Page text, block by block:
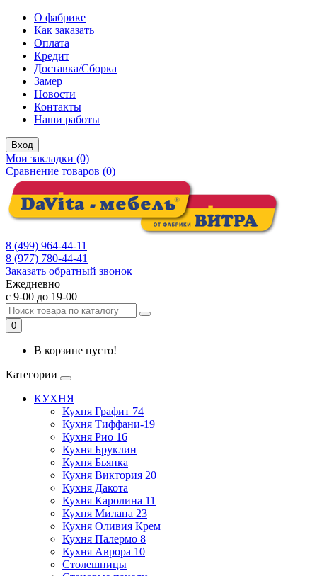
О фабрике
Как заказать
Оплата
Кредит
Доставка/Сборка
Замер
Новости
Контакты
Наши работы
Вход
Мои закладки (0)
Сравнение товаров (0)
8 (499) 964-44-11
8 (977) 780-44-41
Заказать обратный звонок
Ежедневно
с 9-00 до 19-00
0
В корзине пусто!
Категории
КУХНЯ
Кухня Графит 74
Кухня Тиффани-19
Кухня Рио 16
Кухня Бруклин
Кухня Бьянка
Кухня Виктория 20
Кухня Дакота
Кухня Каролина 11
Кухня Милана 23
Кухня Оливия Крем
Кухня Палермо 8
Кухня Аврора 10
Столешницы